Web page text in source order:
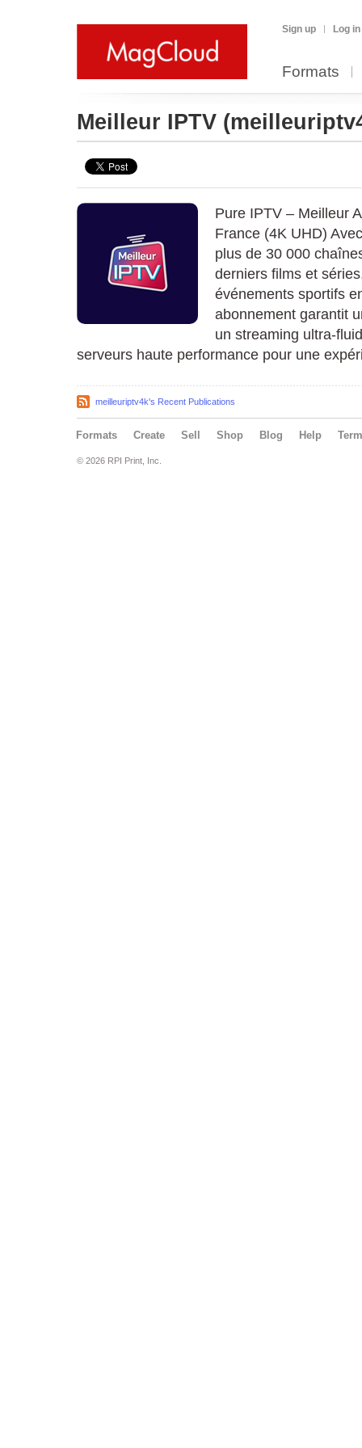
Sign up Log in
Formats
Meilleur IPTV
Pure IPTV – Meilleur
France (4K UHD)
plus de 30 000
derniers films et
événements sportifs
abonnement garantit
un streaming ultra-
serveurs haute performance pour une
meilleuriptv4k's Recent Publications
Formats Create Sell Shop Blog Help
© 2026 RPI Print, Inc.